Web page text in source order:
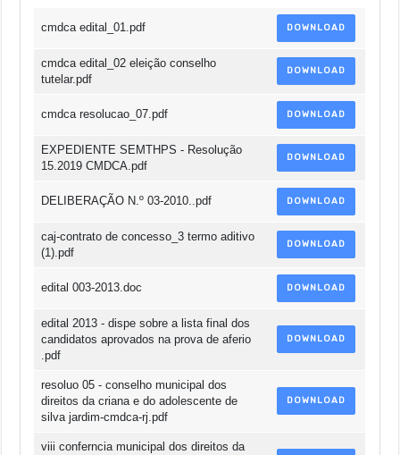
cmdca edital_01.pdf DOWNLOAD
cmdca edital_02 eleição conselho
tutelar.pdf
DOWNLOAD
cmdca resolucao_07.pdf DOWNLOAD
EXPEDIENTE SEMTHPS - Resolução
15.2019 CMDCA.pdf
DOWNLOAD
DELIBERAÇÃO N.º 03-2010..pdf DOWNLOAD
caj-contrato de concesso_3 termo aditivo
(1).pdf
DOWNLOAD
edital 003-2013.doc DOWNLOAD
edital 2013 - dispe sobre a lista final dos
candidatos aprovados na prova de aferio
.pdf
DOWNLOAD
resoluo 05 - conselho municipal dos
direitos da criana e do adolescente de
silva jardim-cmdca-rj.pdf
DOWNLOAD
viii conferncia municipal dos direitos da